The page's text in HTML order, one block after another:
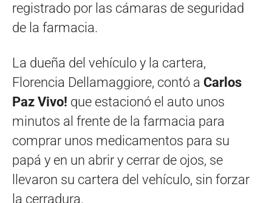
registrado por las cámaras de seguridad
de la farmacia.
La dueña del vehículo y la cartera,
Florencia Dellamaggiore, contó a Carlos
Paz Vivo! que estacionó el auto unos
minutos al frente de la farmacia para
comprar unos medicamentos para su
papá y en un abrir y cerrar de ojos, se
llevaron su cartera del vehículo, sin forzar
la cerradura.